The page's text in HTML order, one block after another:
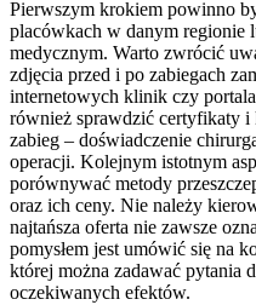
Pierwszym krokiem powinno
placówkach w danym regionie
medycznym. Warto zwrócić
zdjęcia przed i po zabiegach
internetowych klinik czy
również sprawdzić certyfikaty
zabieg – doświadczenie
operacji. Kolejnym istotnym
porównywać metody
oraz ich ceny. Nie należy
najtańsza oferta nie zawsze
pomysłem jest umówić się na
której można zadawać pytania
oczekiwanych efektów.